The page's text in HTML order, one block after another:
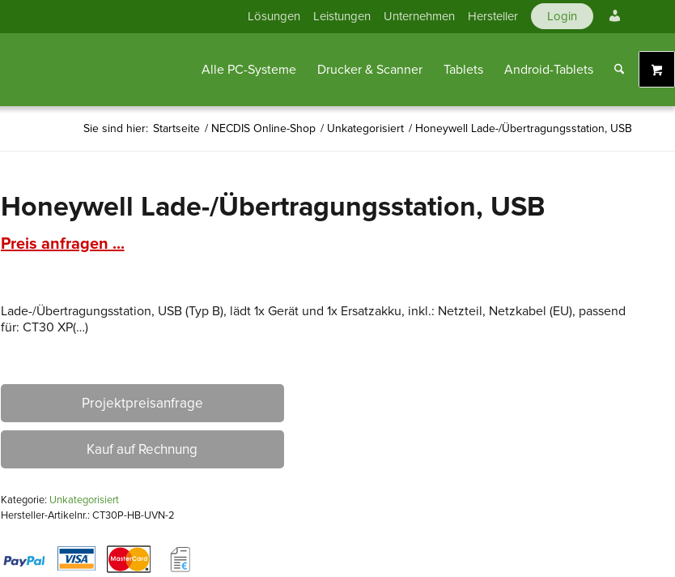
Lösungen Leistungen Unternehmen Hersteller Login
Konto
Alle PC-Systeme Drucker & Scanner Tablets Android-Tablets
Sie sind hier: Startseite / NECDIS Online-Shop / Unkategorisiert / Honeywell Lade-/Übertragungsstation, USB
Honeywell Lade-/Übertragungsstation, USB
Preis anfragen ...
Lade-/Übertragungsstation, USB (Typ B), lädt 1x Gerät und 1x Ersatzakku, inkl.: Netzteil, Netzkabel (EU), passend
für: CT30 XP(…)
Projektpreisanfrage
Kauf auf Rechnung
Kategorie: Unkategorisiert
Hersteller-Artikelnr.: CT30P-HB-UVN-2